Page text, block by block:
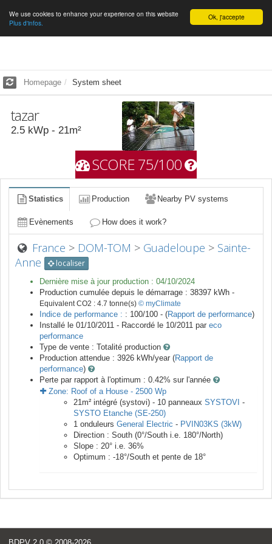
English Ok, j'accepte
We use cookies to enhance your experience on this website
Plus d'infos.
Homepage System sheet
tazar
2.5 kWp - 21m²
SCORE 75/100
Statistics Production Nearby PV systems
Evènements How does it work?
France > DOM-TOM > Guadeloupe > Sainte-
Anne
localiser
Dernière mise à jour production : 04/10/2024
Production cumulée depuis le démarrage : 38397 kWh -
Equivalent CO2 : 4.7 tonne(s) © myClimate
Indice de performance : : 100/100 - (Rapport de performance)
Installé le 01/10/2011 - Raccordé le 10/2011 par eco
performance
Type de vente : Totalité production
Production attendue : 3926 kWh/year (Rapport de
performance)
Perte par rapport à l'optimum : 0.42% sur l'année
Zone: Roof of a House - 2500 Wp
21m² intégré (systovi) - 10 panneaux SYSTOVI -
SYSTO Etanche (SE-250)
1 onduleurs General Electric - PVIN03KS (3kW)
Direction : South (0°/South i.e. 180°/North)
Slope : 20° i.e. 36%
Optimum : -18°/South et pente de 18°